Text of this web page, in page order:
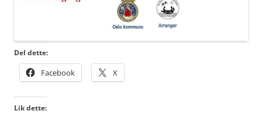
Del dette:
Facebook X
Lik dette: